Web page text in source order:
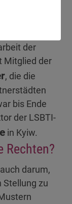
im Bereich
Er
der
Mitglied der
, die die
bis Ende
der LSBTI-
in Kyiw.
Rechten?
darum,
Stellung zu